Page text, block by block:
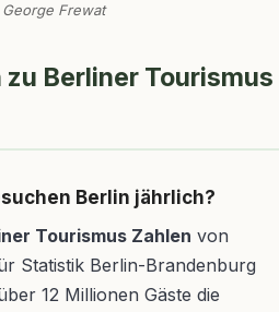
George Frewat
zu Berliner Tourismus
Berlin jährlich?
Tourismus Zahlen von
Statistik Berlin-Brandenburg
12 Millionen Gäste die